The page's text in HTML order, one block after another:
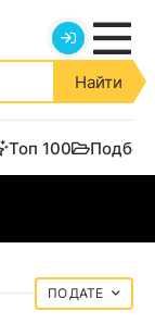
Найти
Топ 100
ДАТЕ